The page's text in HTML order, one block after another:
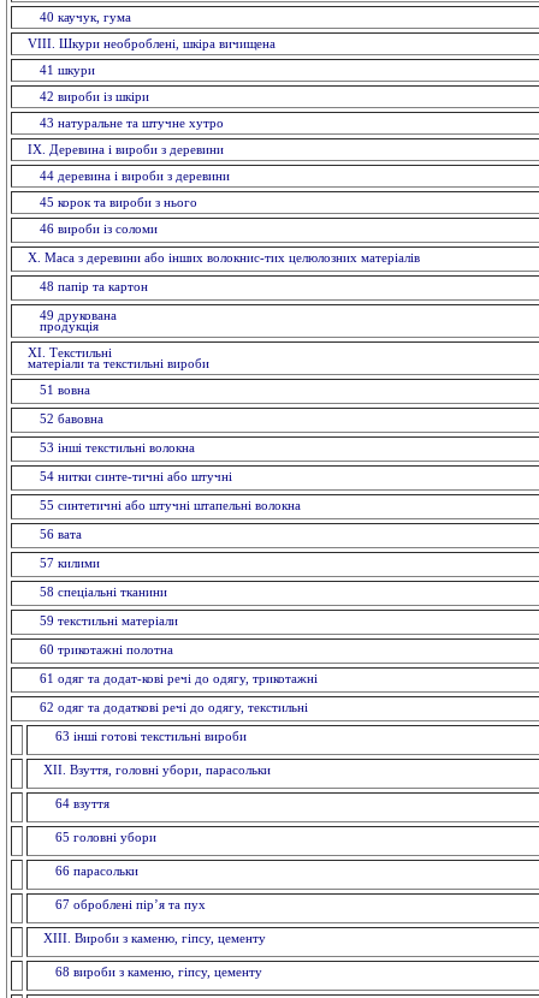
40 каучук, гума
VIII. Шкури необроблені, шкіра вичищена
41 шкури
42 вироби із шкiри
43 натуральне та штучне хутро
IX. Деревина і вироби з деревини
44 деревина і вироби з деревини
45 корок та вироби з нього
46 вироби із соломи
X. Маса з деревини або інших волокнис-тих целюлозних матеріалів
48 папiр та картон
49 друкована
продукція
ХI. Текстильні
матеріали та текстильні вироби
51 вовна
52 бавовна
53 інші текстильні волокна
54 нитки синте-тичні або штучні
55 синтетичні або штучні штапельнi волокна
56 вата
57 килими
58 спецiальнi тканини
59 текстильнi матерiали
60 трикотажні полотна
61 одяг та додат-кові речі до одягу, трикотажні
62 одяг та додаткові речі до одягу, текстильні
63 іншi готовi текстильні вироби
XII. Взуття, головнi убори, парасольки
64 взуття
65 головнi убори
66 парасольки
67 оброблені пір’я та пух
XIII. Вироби з каменю, гіпсу, цементу
68 вироби з каменю, гiпсу, цементу